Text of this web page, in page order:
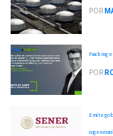
POR
Fracking
POR
Emite